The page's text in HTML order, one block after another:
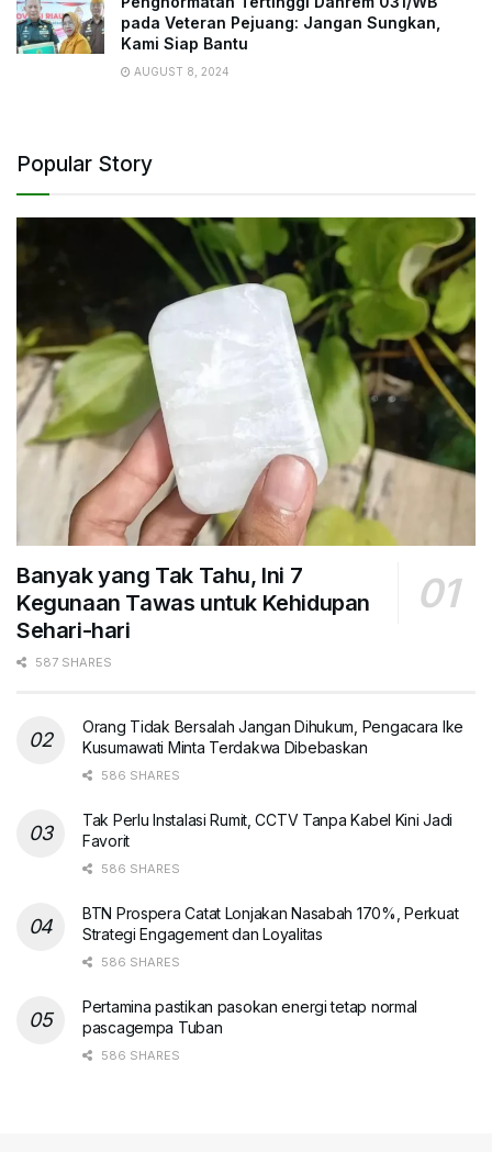
pada Veteran Pejuang: Jangan Sungkan,
Kami Siap Bantu
AUGUST 8, 2024
Popular Story
Banyak yang Tak Tahu, Ini 7
Kegunaan Tawas untuk Kehidupan
Sehari-hari
587 SHARES
Orang Tidak Bersalah Jangan Dihukum, Pengacara Ike
Kusumawati Minta Terdakwa Dibebaskan
586 SHARES
Tak Perlu Instalasi Rumit, CCTV Tanpa Kabel Kini Jadi
Favorit
586 SHARES
BTN Prospera Catat Lonjakan Nasabah 170%, Perkuat
Strategi Engagement dan Loyalitas
586 SHARES
Pertamina pastikan pasokan energi tetap normal
pascagempa Tuban
586 SHARES